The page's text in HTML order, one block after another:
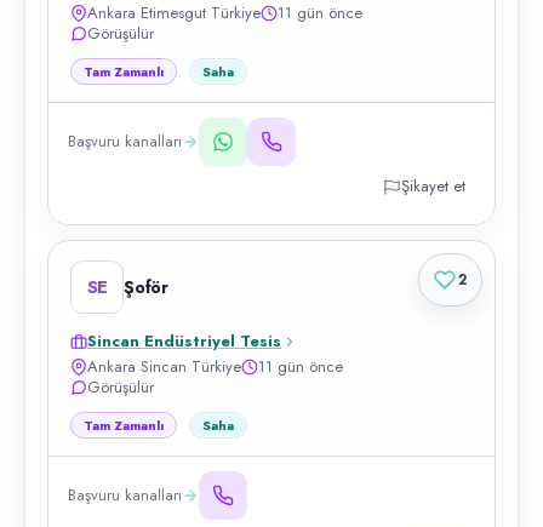
Ankara Etimesgut Türkiye
11 gün önce
Görüşülür
Tam Zamanlı Saha
Başvuru kanalları
Şikayet et
SE Şoför
Sincan Endüstriyel Tesis
Ankara Sincan Türkiye
11 gün önce
Görüşülür
Tam Zamanlı Saha
Başvuru kanalları
2